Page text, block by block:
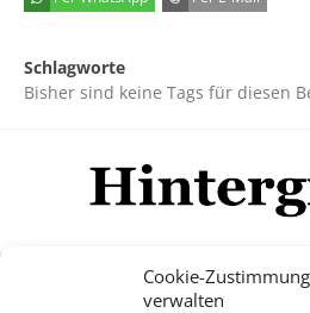
Cookie-Zustimmung
verwalten
Schlagworte
Bisher sind keine Tags für diesen